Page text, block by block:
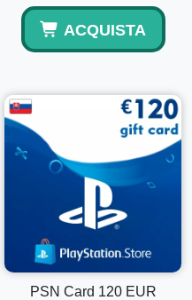
ACQUISTA
PSN Card 120 EUR